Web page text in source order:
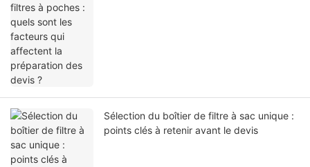
Sélection du boîtier de filtre à sac unique :
points clés à retenir avant le devis